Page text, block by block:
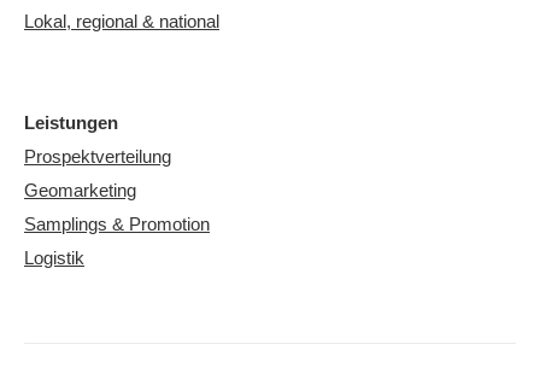
Lokal, regional & national
Leistungen
Prospektverteilung
Geomarketing
Samplings & Promotion
Logistik